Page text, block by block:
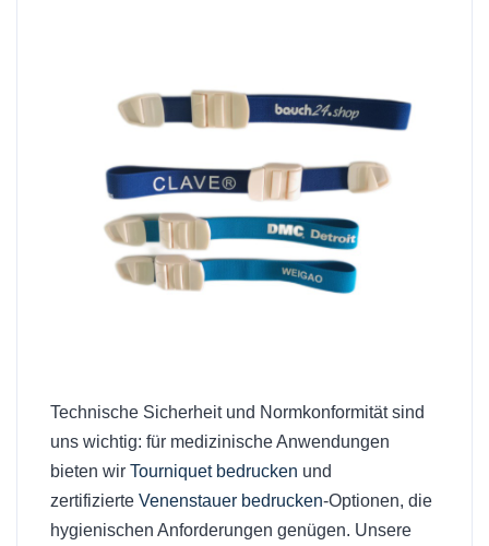
Technische Sicherheit und Normkonformität sind
uns wichtig: für medizinische Anwendungen
bieten wir Tourniquet bedrucken und
zertifizierte Venenstauer bedrucken-Optionen, die
hygienischen Anforderungen genügen. Unsere